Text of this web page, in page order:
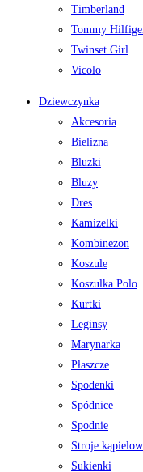
Timberland
Tommy
Twinset Girl
Vicolo
Dziewczynka
Akcesoria
Bielizna
Bluzki
Bluzy
Dres
Kamizelki
Kombinezon
Koszule
Koszulka Polo
Kurtki
Leginsy
Marynarka
Płaszcze
Spodenki
Spódnice
Spodnie
Stroje
Sukienki